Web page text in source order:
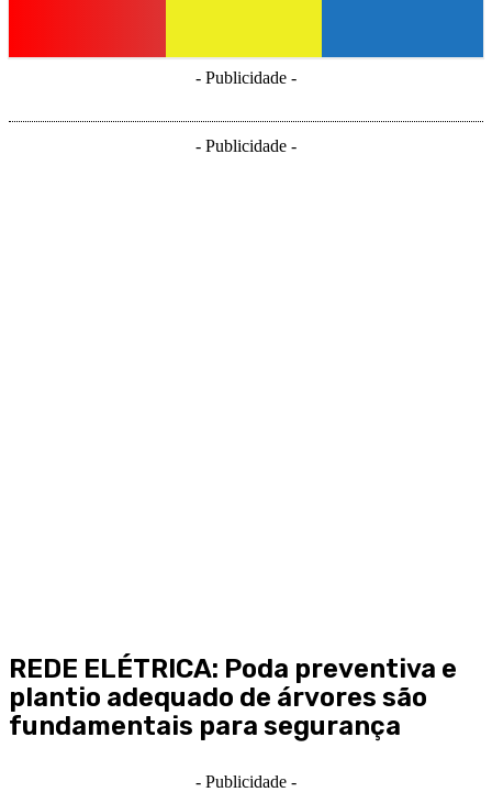
- Publicidade -
- Publicidade -
REDE ELÉTRICA: Poda preventiva e
plantio adequado de árvores são
fundamentais para segurança
- Publicidade -